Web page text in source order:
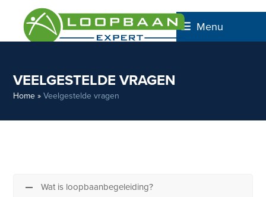
content
Menu
VEELGESTELDE VRAGEN
Home »Veelgestelde vragen
Wat is loopbaanbegeleiding?